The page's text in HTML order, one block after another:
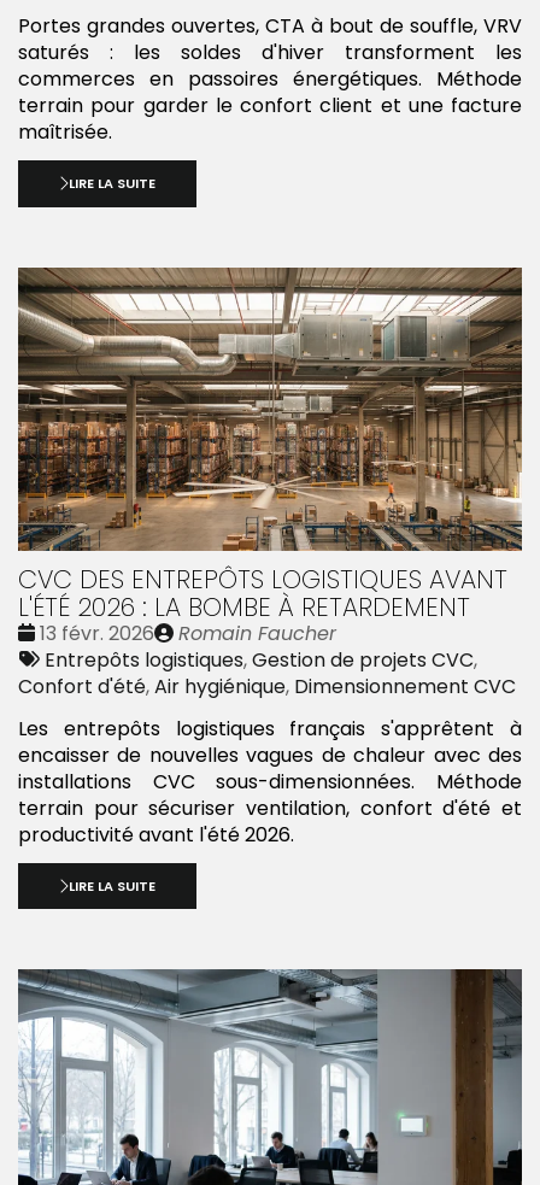
Portes grandes ouvertes, CTA à bout de souffle, VRV
saturés : les soldes d'hiver transforment les
commerces en passoires énergétiques. Méthode
terrain pour garder le confort client et une facture
maîtrisée.
LIRE LA SUITE
CVC DES ENTREPÔTS LOGISTIQUES AVANT
L'ÉTÉ 2026 : LA BOMBE À RETARDEMENT
Date
:
13 févr. 2026
Publié
par
Romain Faucher
Tags
:
Entrepôts logistiques,Gestion de projets CVC,
Confort d'été,Air hygiénique, Dimensionnement CVC
Les entrepôts logistiques français s'apprêtent à
encaisser de nouvelles vagues de chaleur avec des
installations CVC sous-dimensionnées. Méthode
terrain pour sécuriser ventilation, confort d'été et
productivité avant l'été 2026.
LIRE LA SUITE